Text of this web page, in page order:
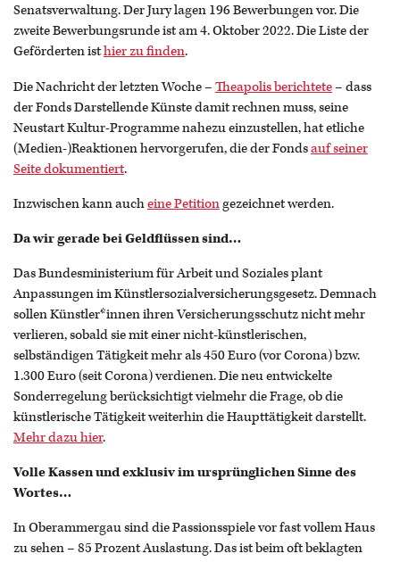
Senatsverwaltung. Der Jury lagen 196 Bewerbungen vor. Die
zweite Bewerbungsrunde ist am 4. Oktober 2022. Die Liste der
Geförderten isthier zu finden.
Die Nachricht der letzten Woche – Theapolis berichtete– dass
der Fonds Darstellende Künste damit rechnen muss, seine
Neustart Kultur-Programme nahezu einzustellen, hat etliche
(Medien-)Reaktionen hervorgerufen, die der Fondsauf seiner
Seite dokumentiert.
Inzwischen kann aucheine Petitiongezeichnet werden.
Da wir gerade bei Geldflüssen sind…
Das Bundesministerium für Arbeit und Soziales plant
Anpassungen im Künstlersozialversicherungsgesetz. Demnach
sollen Künstler*innen ihren Versicherungsschutz nicht mehr
verlieren, sobald sie mit einer nicht-künstlerischen,
selbständigen Tätigkeit mehr als 450 Euro (vor Corona) bzw.
1.300 Euro (seit Corona) verdienen. Die neu entwickelte
Sonderregelung berücksichtigt vielmehr die Frage, ob die
künstlerische Tätigkeit weiterhin die Haupttätigkeit darstellt.
Mehr dazu hier.
Volle Kassen und exklusiv im ursprünglichen Sinne des
Wortes…
In Oberammergau sind die Passionsspiele vor fast vollem Haus
zu sehen – 85 Prozent Auslastung. Das ist beim oft beklagten